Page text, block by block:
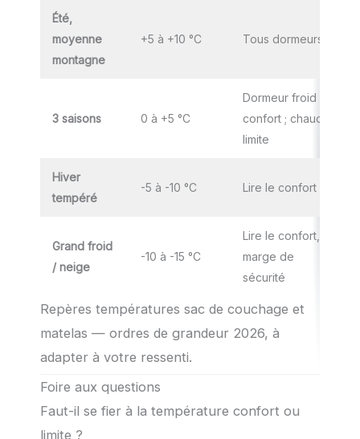
Été,
moyenne
montagne
+5 à +10 °C Tous dormeurs
3 saisons 0 à +5 °C
Dormeur froid :
confort ; chaud :
limite
Hiver
tempéré
-5 à -10 °C Lire le confort
Grand froid
/ neige
-10 à -15 °C
Lire le confort,
marge de
sécurité
Repères températures sac de couchage et
matelas — ordres de grandeur 2026, à
adapter à votre ressenti.
Foire aux questions
Faut-il se fier à la température confort ou
limite ?